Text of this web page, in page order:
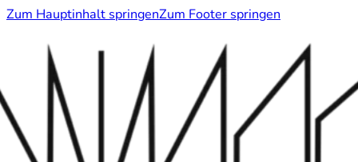
Zum Hauptinhalt springenZum Footer springen